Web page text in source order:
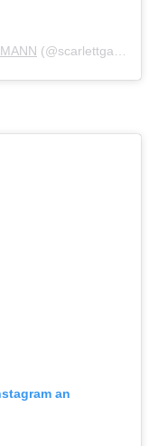
(@scarlettgartmann) am
an